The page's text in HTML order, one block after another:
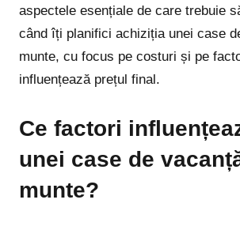
aspectele esențiale de care trebuie
când îți planifici achiziția unei case
munte, cu focus pe costuri și pe
influențează prețul final.
Ce factori
unei case de
munte?